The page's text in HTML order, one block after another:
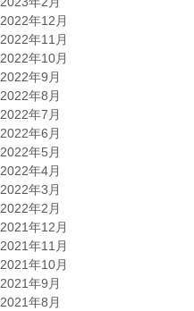
2022年12月
2022年11月
2022年10月
2022年9月
2022年8月
2022年7月
2022年6月
2022年5月
2022年4月
2022年3月
2022年2月
2021年12月
2021年11月
2021年10月
2021年9月
2021年8月